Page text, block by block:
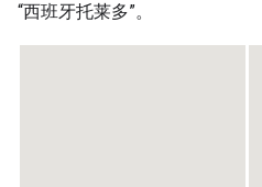
“西班牙托莱多”。